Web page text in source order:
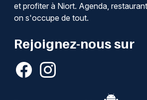
et profiter à Niort. Agenda,
on s'occupe de tout.
Rejoignez-nous sur